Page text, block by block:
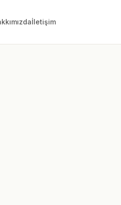
İletişim